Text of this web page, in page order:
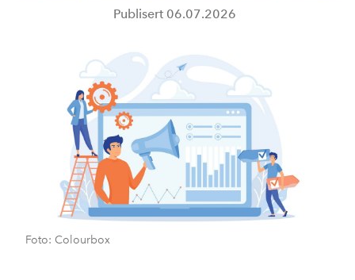
Publisert 06.07.2026
Foto: Colourbox